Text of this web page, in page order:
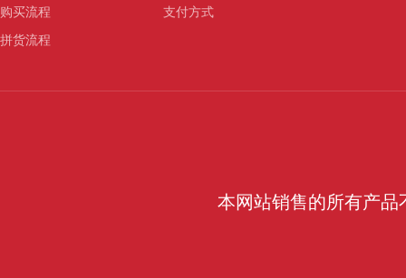
购买流程
拼货流程
支付方式
本网站销售的所有产